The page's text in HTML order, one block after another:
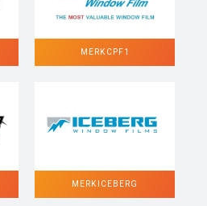
MERK CPF1
MERK ICEBERG